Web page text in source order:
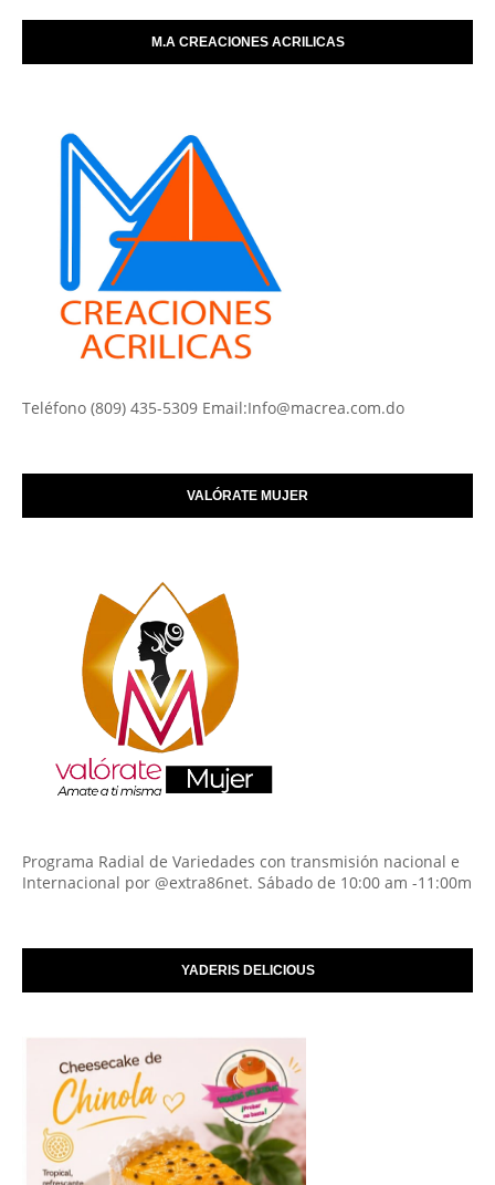
M.A CREACIONES ACRILICAS
Teléfono (809) 435-5309 Email:Info@macrea.com.do
VALÓRATE MUJER
Programa Radial de Variedades con transmisión nacional e
Internacional por @extra86net. Sábado de 10:00 am -11:00m
YADERIS DELICIOUS